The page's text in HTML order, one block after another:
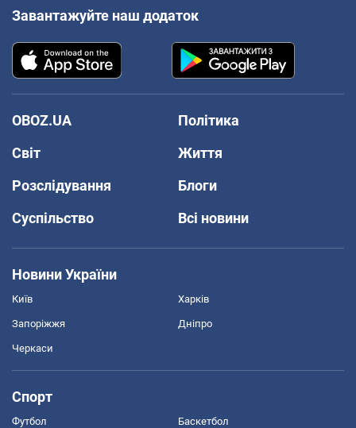
Завантажуйте наш додаток
OBOZ.UA
Політика
Світ
Життя
Розслідування
Блоги
Суспільство
Всі новини
Новини України
Київ Харків
Запоріжжя Дніпро
Черкаси
Спорт
Футбол Баскетбол